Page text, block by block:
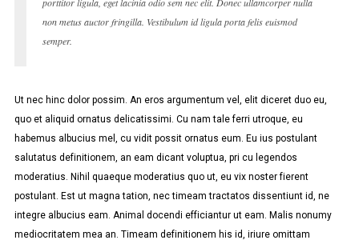
porttitor ligula, eget lacinia odio sem nec elit. Donec ullamcorper nulla
non metus auctor fringilla. Vestibulum id ligula porta felis euismod
semper.
Ut nec hinc dolor possim. An eros argumentum vel, elit diceret duo eu,
quo et aliquid ornatus delicatissimi. Cu nam tale ferri utroque, eu
habemus albucius mel, cu vidit possit ornatus eum. Eu ius postulant
salutatus definitionem, an eam dicant voluptua, pri cu legendos
moderatius. Nihil quaeque moderatius quo ut, eu vix noster fierent
postulant. Est ut magna tation, nec timeam tractatos dissentiunt id, ne
integre albucius eam. Animal docendi efficiantur ut eam. Malis nonumy
mediocritatem mea an. Timeam definitionem his id, iriure omittam